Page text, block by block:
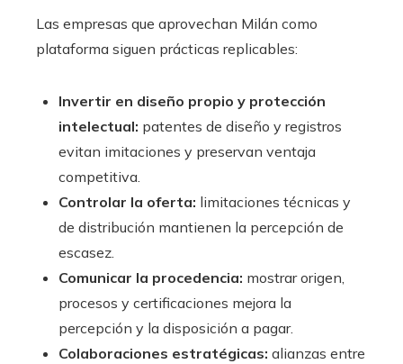
Las empresas que aprovechan Milán como
plataforma siguen prácticas replicables:
Invertir en diseño propio y protección
intelectual: patentes de diseño y registros
evitan imitaciones y preservan ventaja
competitiva.
Controlar la oferta: limitaciones técnicas y
de distribución mantienen la percepción de
escasez.
Comunicar la procedencia: mostrar origen,
procesos y certificaciones mejora la
percepción y la disposición a pagar.
Colaboraciones estratégicas: alianzas entre